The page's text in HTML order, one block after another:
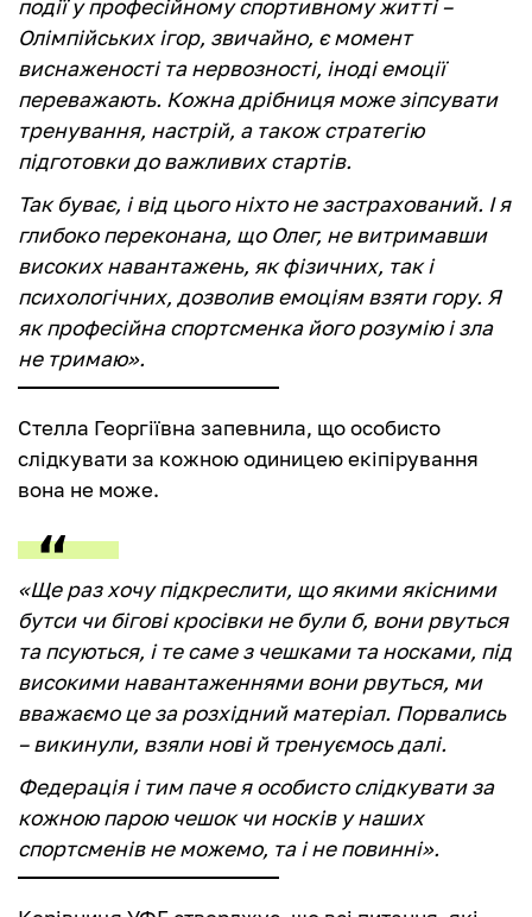
події у професійному спортивному житті –
Олімпійських ігор, звичайно, є момент
виснаженості та нервозності, іноді емоції
переважають. Кожна дрібниця може зіпсувати
тренування, настрій, а також стратегію
підготовки до важливих стартів.
Так буває, і від цього ніхто не застрахований. І я
глибоко переконана, що Олег, не витримавши
високих навантажень, як фізичних, так і
психологічних, дозволив емоціям взяти гору. Я
як професійна спортсменка його розумію і зла
не тримаю».
Стелла Георгіївна запевнила, що особисто
слідкувати за кожною одиницею екіпірування
вона не може.
«Ще раз хочу підкреслити, що якими якісними
бутси чи бігові кросівки не були б, вони рвуться
та псуються, і те саме з чешками та носками, під
високими навантаженнями вони рвуться, ми
вважаємо це за розхідний матеріал. Порвались
– викинули, взяли нові й тренуємось далі.
Федерація і тим паче я особисто слідкувати за
кожною парою чешок чи носків у наших
спортсменів не можемо, та і не повинні».